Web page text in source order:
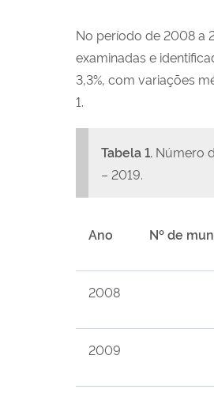
No período de 2008 a
examinadas e
3,3%, com variações
1.
Tabela 1. Número
– 2019.
Ano Nº de
2008
2009